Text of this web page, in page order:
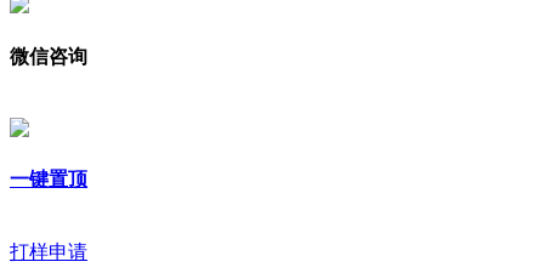
微信咨询
一键置顶
打样申请